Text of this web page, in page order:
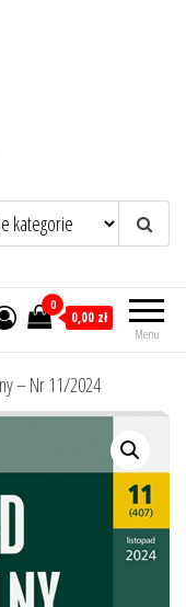
Menu
0
0,00 zł
– Nr 11/2024